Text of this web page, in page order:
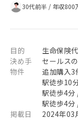
30代前半 / 年収800
目的
生命保険
決め手
セールス
物件
追加購入3
駅徒歩10
駅徒歩4分
駅徒歩4分
掲載日
2024年03